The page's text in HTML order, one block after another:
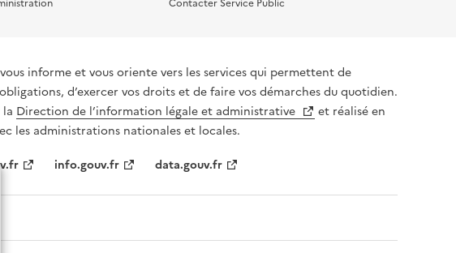
Contacter Service Public
informe et vous oriente vers les services qui permettent de
d’exercer vos droits et de faire vos démarches du quotidien.
Direction de l’information légale et administrative
et réalisé en
les administrations nationales et locales.
info.gouv.fr data.gouv.fr